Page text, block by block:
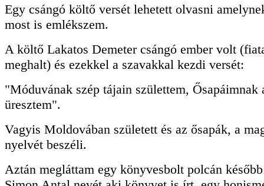
Egy csángó költő versét lehetett olvasni
most is emlékszem.
A költő Lakatos Demeter csángó ember volt
meghalt) és ezekkel a szavakkal kezdi versét:
"Móduvának szép tájain születtem, Ősapáimnak
üresztem".
Vagyis Moldovában született és az ősapák, a
nyelvét beszéli.
Aztán megláttam egy könyvesbolt polcán